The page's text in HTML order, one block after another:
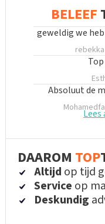
BELEEF
geweldig we
Absoluut de
DAAROM TOP
Altijd op tijd
Service op
Deskundig